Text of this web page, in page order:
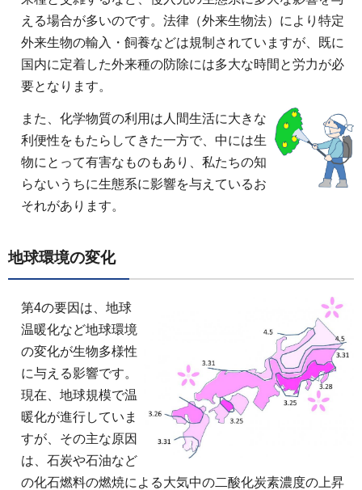
える場合が多いのです。法律（外来生物法）により特定
外来生物の輸入・飼養などは規制されていますが、既に
国内に定着した外来種の防除には多大な時間と労力が必
要となります。
また、化学物質の利用は人間生活に大きな
利便性をもたらしてきた一方で、中には生
物にとって有害なものもあり、私たちの知
らないうちに生態系に影響を与えているお
それがあります。
地球環境の変化
第4の要因は、地球
温暖化など地球環境
の変化が生物多様性
に与える影響です。
現在、地球規模で温
暖化が進行していま
すが、その主な原因
は、石炭や石油など
の化石燃料の燃焼による大気中の二酸化炭素濃度の上昇